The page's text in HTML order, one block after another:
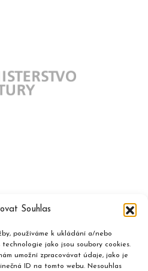
Souhlas
používáme k ukládání a/nebo
jako jsou soubory cookies.
umožní zpracovávat údaje, jako je
ID na tomto webu. Nesouhlas